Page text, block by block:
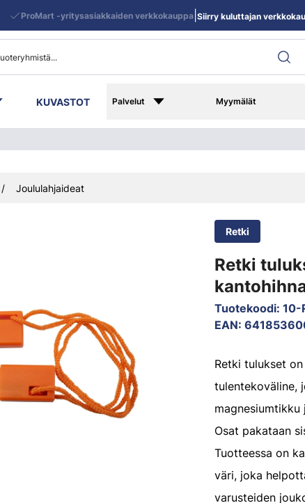
KUVASTOT Palvelut Myymälät
ProMart -yritysasiakkaiden verkkokauppa| Siirry kuluttajan
Joululahjaideat
Retki
Retki
Tuotekoodi: 10-
EAN:
Retki tulukset
tulentekoväline,
magnesiumtikku
Osat pakataan
Tuotteessa on
väri, joka
varusteiden